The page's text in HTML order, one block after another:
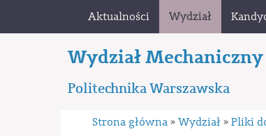
Aktualności Wydział
Wydział
Politechnika Warszawska
Strona główna » Wydział » Pliki